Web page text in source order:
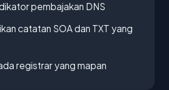
pembajakan DNS
catatan SOA dan TXT yang
registrar yang mapan